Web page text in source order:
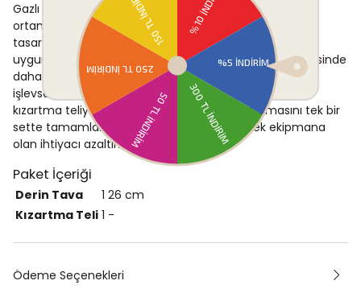
Gazlı ve elektrikli ocakların yaygın olduğu farklı mutfak
ortamlarında tercih edilebilir; ev kullanımına yönelik
tasarımıyla küçük ve orta büyüklükteki mutfaklar için
uygundur. Özellikle sıçramayı azaltan derin yapısı sayesinde
daha düzenli bir kızartma süreci isteyen kullanıcılar için
işlevsel bir seçenek oluşturur. Servis kolaylığı sağlayan
kızartma teliyle birlikte pişirme ve sunum aşamasını tek bir
sette tamamlamak mümkün olduğundan ek ekipmana
olan ihtiyacı azaltır.
Paket İçeriği
Derin Tava 1 26 cm
Kızartma Teli 1 -
Ödeme Seçenekleri